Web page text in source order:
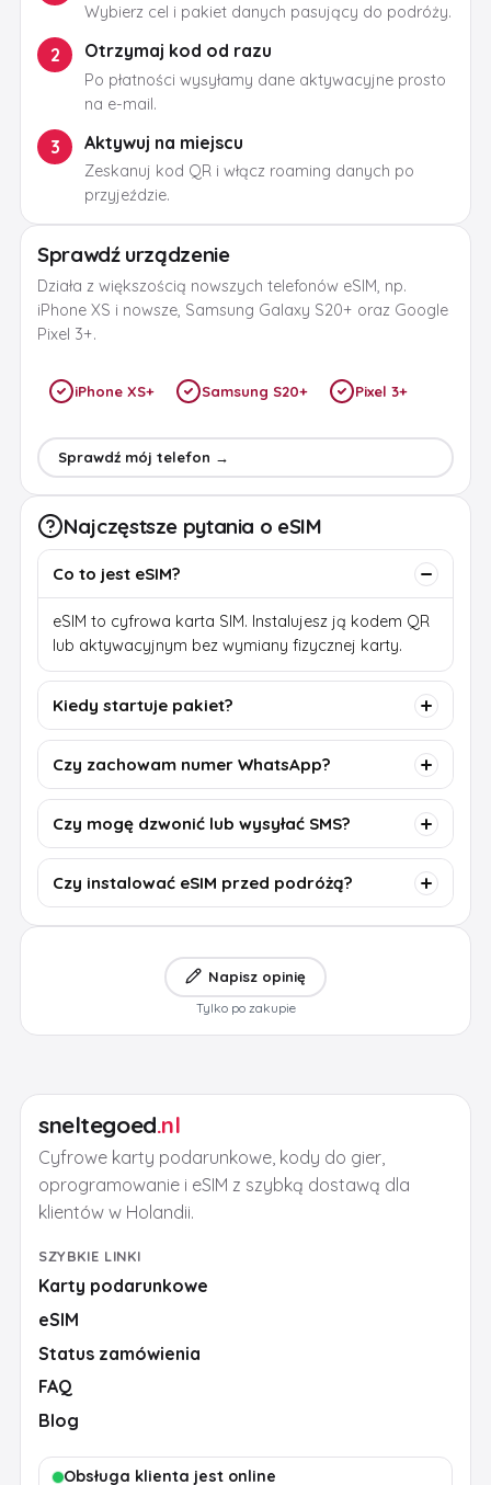
Wybierz cel i pakiet danych pasujący do podróży.
2 Otrzymaj kod od razu
Po płatności wysyłamy dane aktywacyjne prosto
na e-mail.
3 Aktywuj na miejscu
Zeskanuj kod QR i włącz roaming danych po
przyjeździe.
Sprawdź urządzenie
Działa z większością nowszych telefonów eSIM, np.
iPhone XS i nowsze, Samsung Galaxy S20+ oraz Google
Pixel 3+.
iPhone XS+ Samsung S20+ Pixel 3+
Sprawdź mój telefon →
Najczęstsze pytania o eSIM
Co to jest eSIM?
eSIM to cyfrowa karta SIM. Instalujesz ją kodem QR
lub aktywacyjnym bez wymiany fizycznej karty.
Kiedy startuje pakiet?
Czy zachowam numer WhatsApp?
Czy mogę dzwonić lub wysyłać SMS?
Czy instalować eSIM przed podróżą?
Napisz opinię
Tylko po zakupie
sneltegoed.nl
Cyfrowe karty podarunkowe, kody do gier,
oprogramowanie i eSIM z szybką dostawą dla
klientów w Holandii.
SZYBKIE LINKI
Karty podarunkowe
eSIM
Status zamówienia
FAQ
Blog
Obsługa klienta jest online